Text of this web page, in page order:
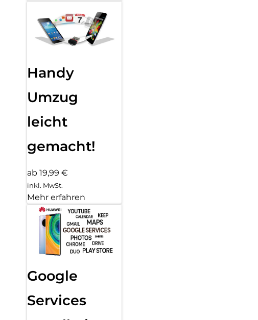
Handy
Umzug
leicht
gemacht!
ab 19,99 €
inkl. MwSt.
Mehr erfahren
Google
Services